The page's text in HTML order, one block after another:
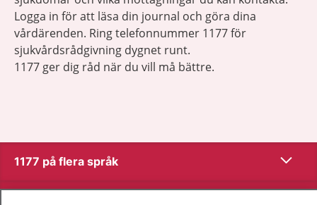
Logga in för att läsa din journal och göra dina
vårdärenden. Ring telefonnummer 1177 för
sjukvårdsrådgivning dygnet runt.
1177 ger dig råd när du vill må bättre.
1177 på flera språk Visa
Visa